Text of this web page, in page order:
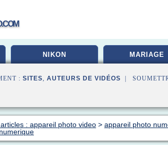
NIKON MARIAGE
: SITES, AUTEURS DE VIDÉOS |
: appareil photo video > appareil photo